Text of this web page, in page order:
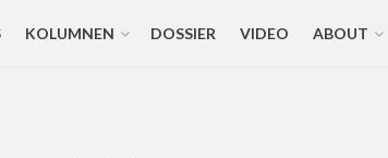
KOLUMNEN DOSSIER VIDEO ABOUT